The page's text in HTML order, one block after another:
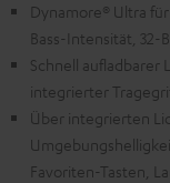
Dynamore® Ultra
Bass-Intensität, 32-
Schnell aufladbarer
integrierter
Über integrierten
Favoriten-Tasten,